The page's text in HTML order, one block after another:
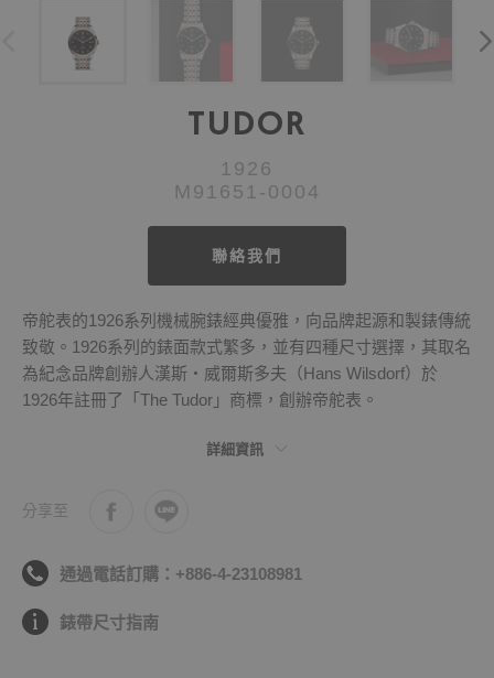
TUDOR
1926
M91651-0004
聯絡我們
帝舵表的1926系列機械腕錶經典優雅，向品牌起源和製錶傳統
致敬。1926系列的錶面款式繁多，並有四種尺寸選擇，其取名
為紀念品牌創辦人漢斯・威爾斯多夫（Hans Wilsdorf）於
1926年註冊了「The Tudor」商標，創辦帝舵表。
詳細資訊
分享至
通過電話訂購：+886-4-23108981
錶帶尺寸指南